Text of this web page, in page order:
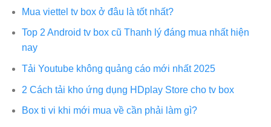
Mua viettel tv box ở đâu là tốt nhất?
Top 2 Android tv box cũ Thanh lý đáng mua nhất hiện
nay
Tải Youtube không quảng cáo mới nhất 2025
2 Cách tải kho ứng dụng HDplay Store cho tv box
Box ti vi khi mới mua về cần phải làm gì?